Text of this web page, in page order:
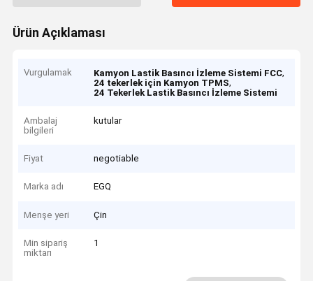
Ürün Açıklaması
Vurgulamak Kamyon Lastik Basıncı İzleme Sistemi FCC,
24 tekerlek için Kamyon TPMS,
24 Tekerlek Lastik Basıncı İzleme Sistemi
Ambalaj
bilgileri
kutular
Fiyat negotiable
Marka adı EGQ
Menşe yeri Çin
Min sipariş
miktarı
1